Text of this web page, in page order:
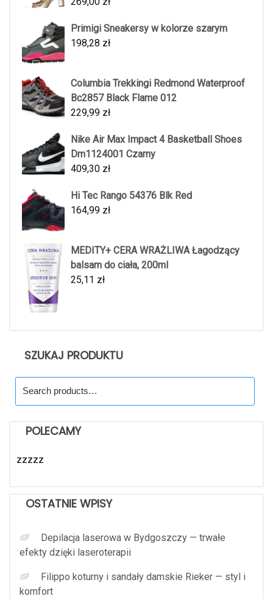
Primigi Sneakersy w kolorze szarym
198,28 zł
Columbia Trekkingi Redmond Waterproof
Bc2857 Black Flame 012
229,99 zł
Nike Air Max Impact 4 Basketball Shoes
Dm1124001 Czarny
409,30 zł
Hi Tec Rango 54376 Blk Red
164,99 zł
MEDITY+ CERA WRAŻLIWA Łagodzący
balsam do ciała, 200ml
25,11 zł
SZUKAJ PRODUKTU
for:
POLECAMY
zzzzz
OSTATNIE WPISY
Depilacja laserowa w Bydgoszczy — trwałe
efekty dzięki laseroterapii
Filippo koturny i sandały damskie Rieker — styl i
komfort